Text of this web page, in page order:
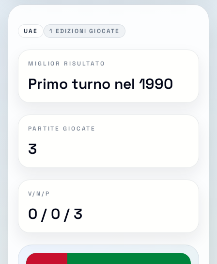
UAE 1 EDIZIONI GIOCATE
MIGLIOR RISULTATO
Primo turno nel 1990
PARTITE GIOCATE
3
V/N/P
0 / 0 / 3